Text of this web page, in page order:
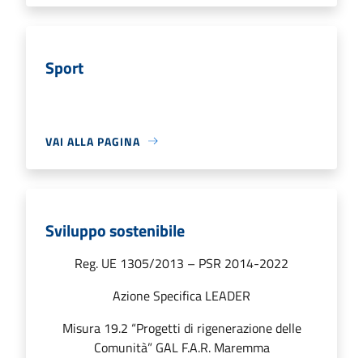
Sport
VAI ALLA PAGINA
Sviluppo sostenibile
Reg. UE 1305/2013 – PSR 2014-2022
Azione Specifica LEADER
Misura 19.2 “Progetti di rigenerazione delle
Comunità” GAL F.A.R. Maremma